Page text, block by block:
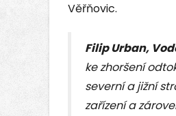
Věřňovic.
Filip Urban,
ke zhoršení
severní a jižní
zařízení a